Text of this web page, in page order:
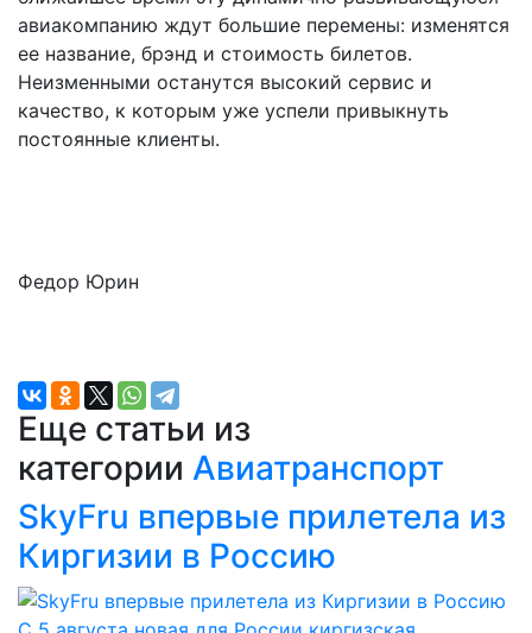
авиакомпанию ждут большие перемены: изменятся
ее название, брэнд и стоимость билетов.
Неизменными останутся высокий сервис и
качество, к которым уже успели привыкнуть
постоянные клиенты.
Федор Юрин
Еще статьи из
категории Авиатранспорт
SkyFru впервые прилетела из
Киргизии в Россию